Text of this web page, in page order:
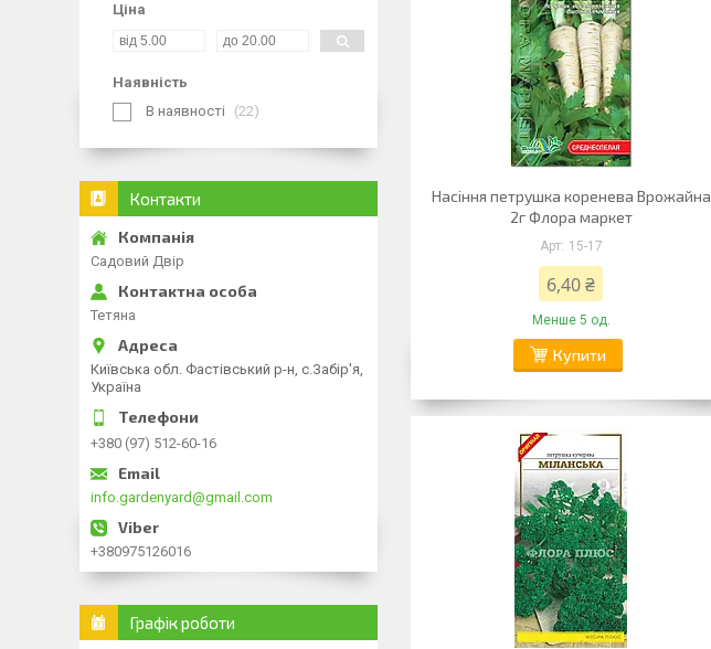
Насіння петрушка коренева Врожайна
2г Флора маркет
15-17
6,40 ₴
Менше 5 од.
Купити
Ціна
Наявність
В наявності
22
Контакти
Садовий Двір
Тетяна
Київська обл. Фастівський р-н, с.Забір'я,
Україна
+380 (97) 512-60-16
info.gardenyard@gmail.com
+380975126016
Графік роботи